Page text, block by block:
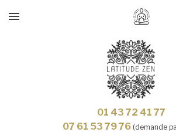
01 43 72 41 77
07 61 53 79 76 (demande